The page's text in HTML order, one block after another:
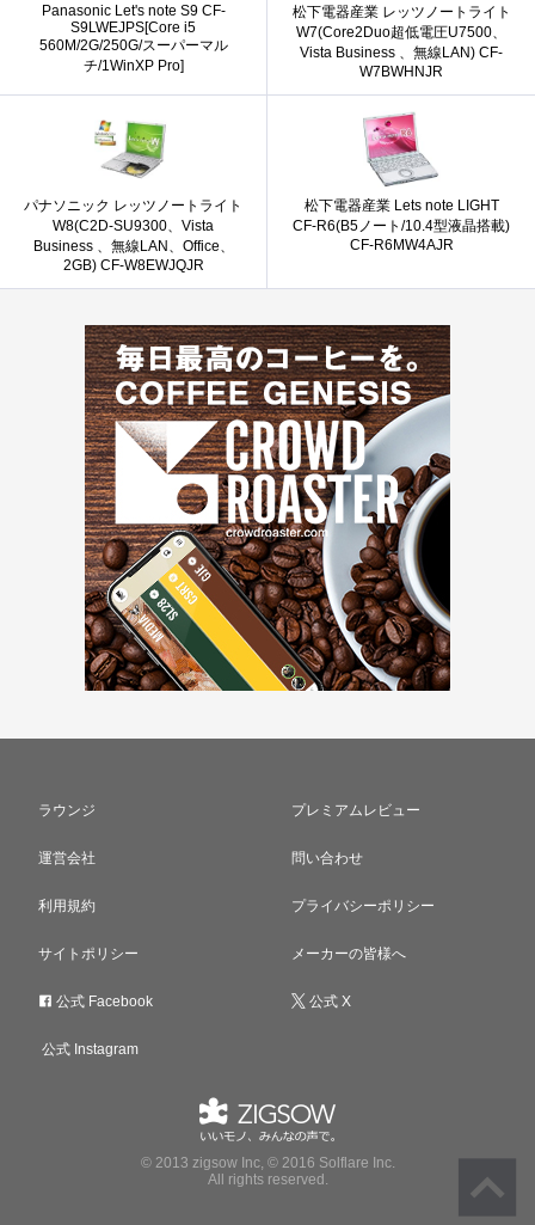
Panasonic Let's note S9 CF-
S9LWEJPS[Core i5
560M/2G/250G/スーパーマル
チ/1WinXP Pro]
松下電器産業 レッツノートライト
W7(Core2Duo超低電圧U7500、
Vista Business 、無線LAN) CF-
W7BWHNJR
パナソニック レッツノートライト
W8(C2D-SU9300、Vista
Business 、無線LAN、Office、
2GB) CF-W8EWJQJR
松下電器産業 Lets note LIGHT
CF-R6(B5ノート/10.4型液晶搭載)
CF-R6MW4AJR
ラウンジ プレミアムレビュー
運営会社 問い合わせ
利用規約 プライバシーポリシー
サイトポリシー メーカーの皆様へ
公式 Facebook 公式 X
公式 Instagram
© 2013 zigsow Inc, © 2016 Solflare Inc.
All rights reserved.